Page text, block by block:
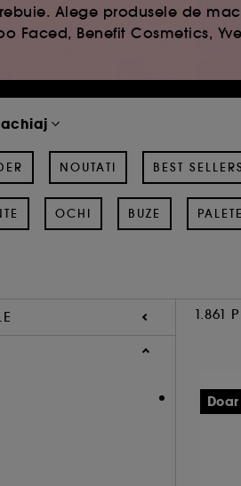
Alege produsele de
Faced, Benefit Cosmetics,
NOUTATI BEST SELLERS
OCHI BUZE
1.861